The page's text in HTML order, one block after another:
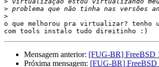
>
>
o que melhorou pra virtualizar? tenho
Mensagem anterior: [FUG-BR] FreeBSD
Próxima mensagem: [FUG-BR]